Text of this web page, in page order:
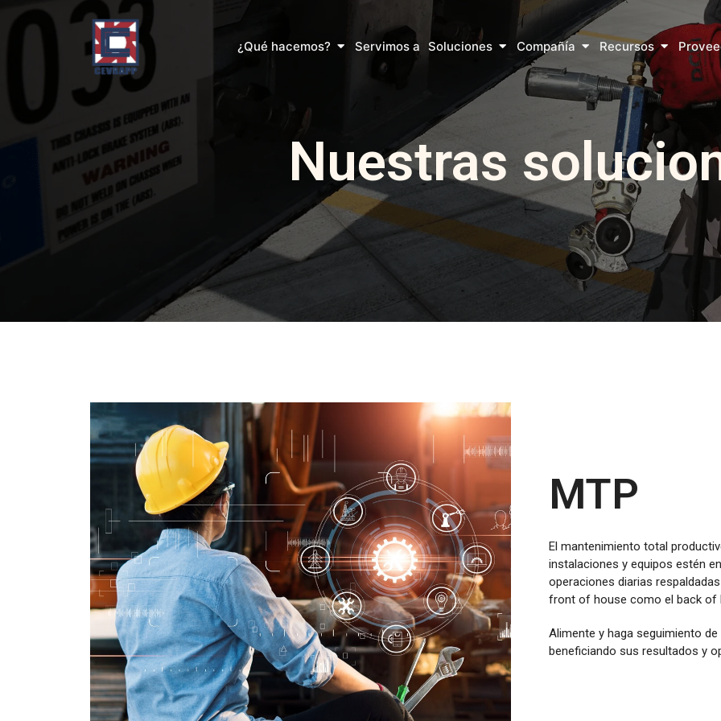
¿Qué hacemos? Abrir ¿Qué hacemos?
Servimos a Soluciones Abrir Soluciones
Compañía Abrir Compañía
Recursos Abrir
Nuestras
MTP
El mantenimiento total
instalaciones y equipos estén
operaciones diarias
front of house como el back of
Alimente y haga seguimiento
beneficiando sus resultados y